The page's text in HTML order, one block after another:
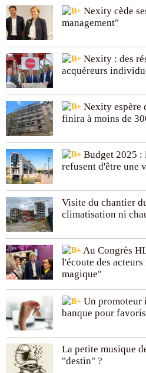
Nexity cède
management"
Nexity : des
acquéreurs
Nexity espère
finira à moins de
Budget 2025 :
refusent d'être une
Visite du chantier
climatisation ni
Au Congrès
l'écoute des
magique"
Un promoteur
banque pour
La petite musique
"destin" ?